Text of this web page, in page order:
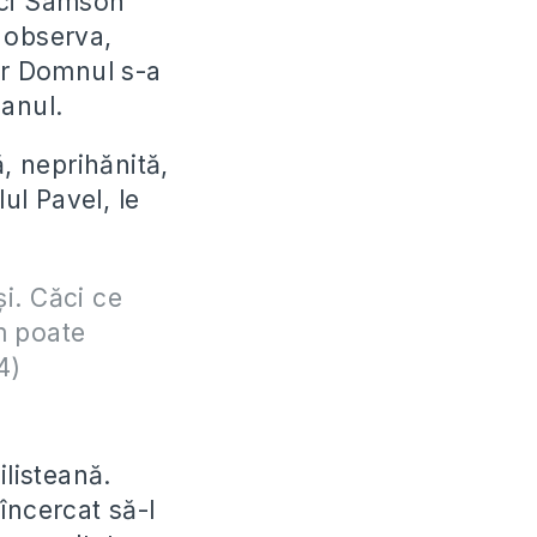
Domnul s-a
neprihănită,
Pavel, le
Căci ce
poate
să-l